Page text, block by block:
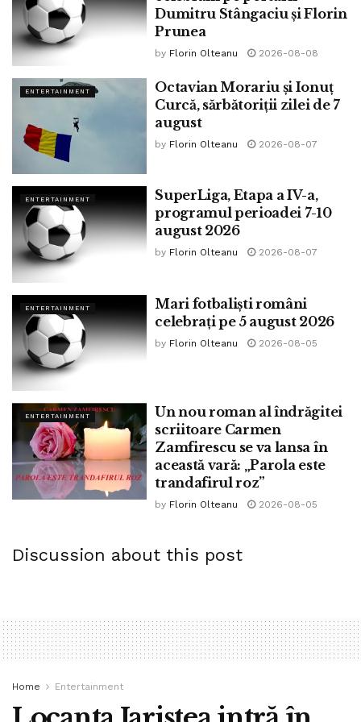
Dumitru Stângaciu și Florin
Prunea
by Florin Olteanu 2026-08-08
ENTERTAINMENT
Octavian Morariu și Ionuț
Curcă, sărbătoriții zilei de 7
august
by Florin Olteanu 2026-08-07
ENTERTAINMENT
SuperLiga, Etapa a IV-a,
programul perioadei 7-10
august 2026
by Florin Olteanu 2026-08-07
ENTERTAINMENT
Mari fotbaliști români
celebrați pe 5 august 2026
by Florin Olteanu 2026-08-05
ENTERTAINMENT
Un nou roman al îndrăgitei
scriitoare Carmen
Zamfirescu se va lansa în
această vară: „Parola este
trandafirul roz”
by Florin Olteanu 2026-08-05
Discussion about this post
Home Entertainment